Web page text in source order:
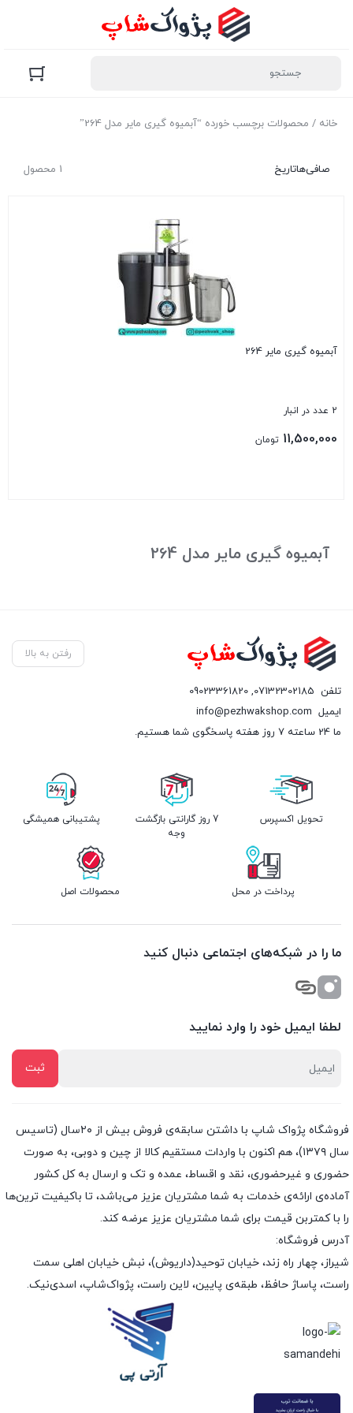
خانه / محصولات برچسب خورده “آبمیوه گیری مایر مدل 264”
1 محصول صافی‌هاتاریخ
آبمیوه گیری مایر 264
2 عدد در انبار
11,500,000 تومان
آبمیوه گیری مایر مدل 264
رفتن به بالا
تلفن 07132302185
,
09023361820
ایمیل info@pezhwakshop.com
ما 24 ساعته 7 روز هفته پاسخگوی شما هستیم.
تحویل اکسپرس
7 روز گارانتی بازگشت
وجه
پشتیبانی همیشگی
پرداخت در محل محصولات اصل
ما را در شبکه‌های اجتماعی دنبال کنید
لطفا ایمیل خود را وارد نمایید
فروشگاه پژواک شاپ با داشتن سابقه‌ی فروش بیش از ۲۰سال (تاسیس
سال ۱۳۷۹)، هم اکنون با واردات مستقیم کالا از چین و دوبی، به صورت
حضوری و غیرحضوری، نقد و اقساط، عمده و تک و ارسال به کل کشور
آماده‌ی ارائه‌ی خدمات به شما مشتریان عزیز می‌باشد، تا باکیفیت ترین‌ها
را با کمتربن قیمت برای شما مشتریان عزیز عرضه کند.
آدرس فروشگاه:
شیراز، چهار راه زند، خیابان توحید(داریوش)، نبش خیابان اهلی سمت
راست، پاساژ حافظ، طبقه‌ی پایین، لاین راست، پژواک‌شاپ، اسدی‌نیک.